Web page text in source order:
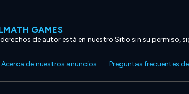
GAMES
de autor está en nuestro Sitio sin su permiso,
Acerca de nuestros anuncios Preguntas frecuentes